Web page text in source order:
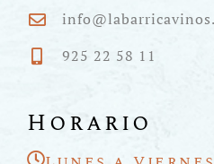
925 22 58 11
Horario